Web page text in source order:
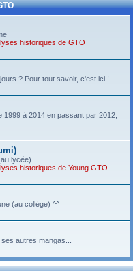
historiques de GTO
? Pour tout savoir, c'est ici !
à 2014 en passant par 2012,
lycée)
historiques de Young GTO
(au collège) ^^
autres mangas...